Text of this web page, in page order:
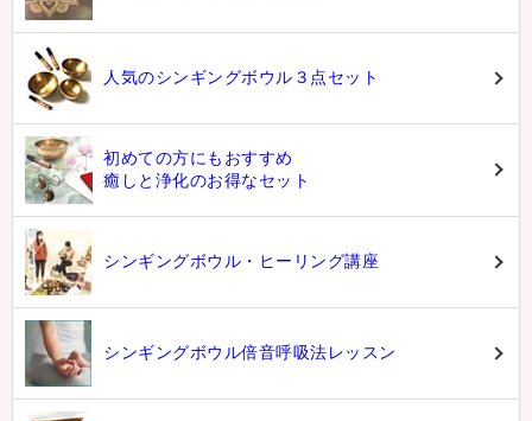
人気のシンギングボウル３点セット
初めての方にもおすすめ
癒しと浄化のお得なセット
シンギングボウル・ヒーリング講座
シンギングボウル倍音呼吸法レッスン